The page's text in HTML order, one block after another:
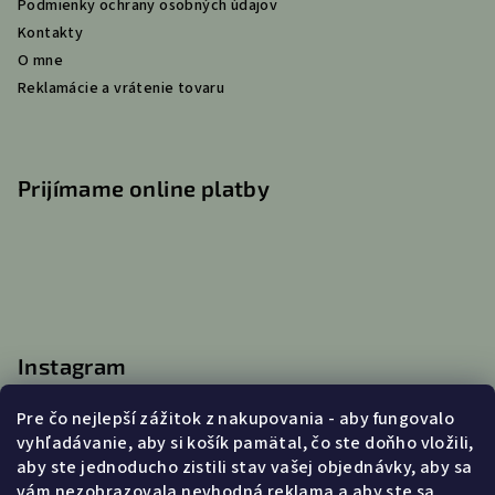
Pre čo nejlepší zážitok z nakupovania - aby fungovalo
vyhľadávanie, aby si košík pamätal, čo ste doňho vložili,
aby ste jednoducho zistili stav vašej objednávky, aby sa
Podmienky ochrany osobných údajov
Kontakty
O mne
Reklamácie a vrátenie tovaru
Prijímame online platby
Instagram
Kontakt